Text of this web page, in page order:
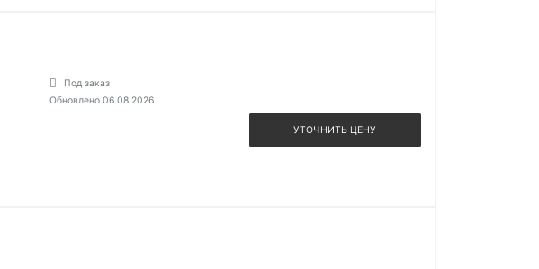
Под заказ
Обновлено 06.08.2026
УТОЧНИТЬ ЦЕНУ